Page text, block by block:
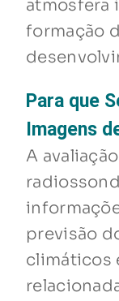
atmosfera
formação
Para que
Imagens
A
previsão
climáticos